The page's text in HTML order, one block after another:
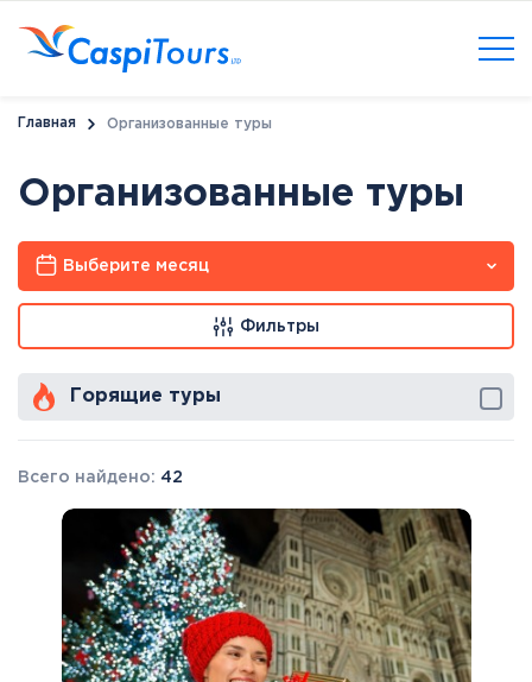
Главная Организованные туры
Организованные туры
Выберите месяц
Фильтры
Горящие туры
Всего найдено: 42